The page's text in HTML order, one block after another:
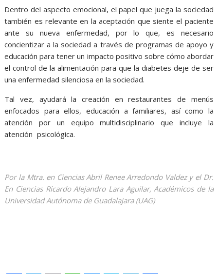
Dentro del aspecto emocional, el papel que juega la sociedad
también es relevante en la aceptación que siente el paciente
ante su nueva enfermedad, por lo que, es necesario
concientizar a la sociedad a través de programas de apoyo y
educación para tener un impacto positivo sobre cómo abordar
el control de la alimentación para que la diabetes deje de ser
una enfermedad silenciosa en la sociedad.
Tal vez, ayudará la creación en restaurantes de menús
enfocados para ellos, educación a familiares, así como la
atención por un equipo multidisciplinario que incluye la
atención psicológica.
Por la Mtra. en Ciencias Abril Renee Arredondo Valdez y el Dr.
En Ciencias Ricardo Alejandro Lara Aguilar, Académicos de la
Universidad Autónoma de Guadalajara (UAG)